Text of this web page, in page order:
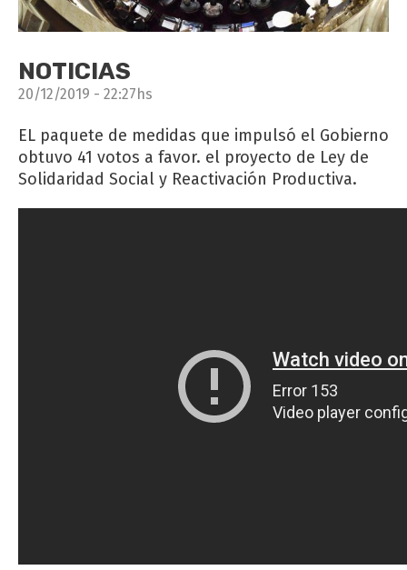
NOTICIAS
20/12/2019 - 22:27hs
EL paquete de medidas que impulsó el Gobierno
obtuvo 41 votos a favor. el proyecto de Ley de
Solidaridad Social y Reactivación Productiva.